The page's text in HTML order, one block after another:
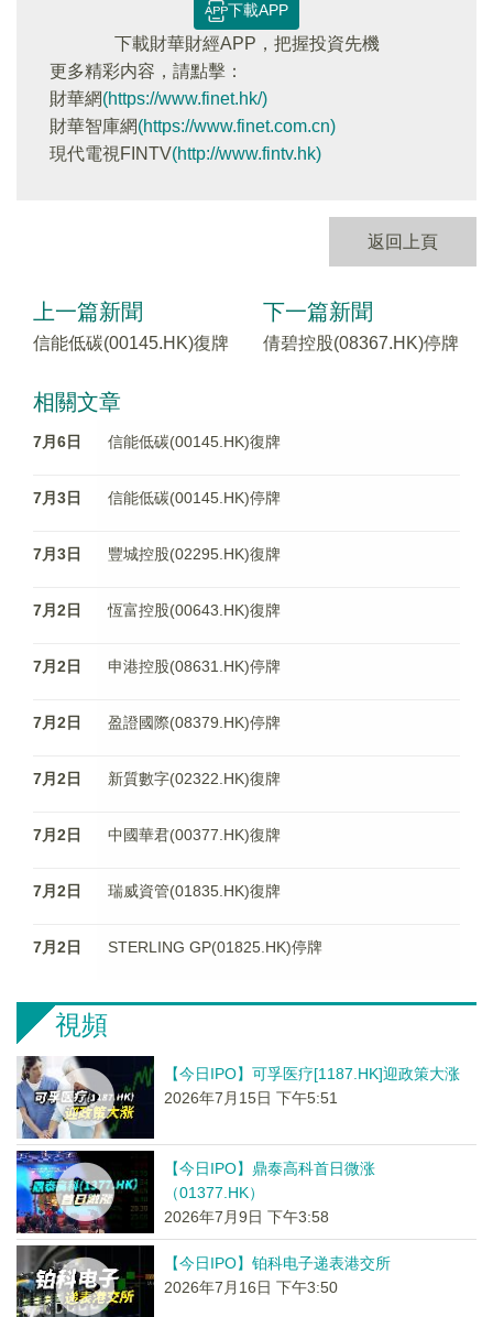
下載APP
下載財華財經APP，把握投資先機
更多精彩内容，請點擊：
財華網(https://www.finet.hk/)
財華智庫網(https://www.finet.com.cn)
現代電視FINTV(http://www.fintv.hk)
返回上頁
上一篇新聞
信能低碳(00145.HK)復牌
下一篇新聞
倩碧控股(08367.HK)停牌
相關文章
7月6日 信能低碳(00145.HK)復牌
7月3日 信能低碳(00145.HK)停牌
7月3日 豐城控股(02295.HK)復牌
7月2日 恆富控股(00643.HK)復牌
7月2日 申港控股(08631.HK)停牌
7月2日 盈證國際(08379.HK)停牌
7月2日 新質數字(02322.HK)復牌
7月2日 中國華君(00377.HK)復牌
7月2日 瑞威資管(01835.HK)復牌
7月2日 STERLING GP(01825.HK)停牌
視頻
【今日IPO】可孚医疗[1187.HK]迎政策大涨
2026年7月15日 下午5:51
【今日IPO】鼎泰高科首日微涨
（01377.HK）
2026年7月9日 下午3:58
【今日IPO】铂科电子递表港交所
2026年7月16日 下午3:50